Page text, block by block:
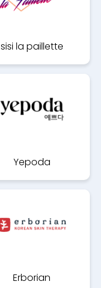
sisi la paillette
Yepoda
Erborian